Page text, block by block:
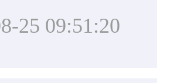
25 09:51:20